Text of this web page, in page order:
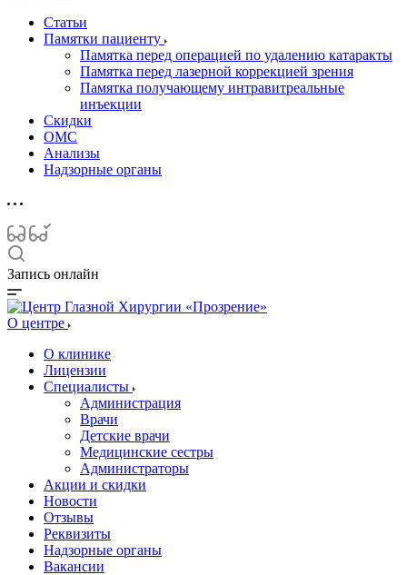
Статьи
Памятки пациенту
Памятка перед операцией по удалению катаракты
Памятка перед лазерной коррекцией зрения
Памятка получающему интравитреальные
инъекции
Скидки
ОМС
Анализы
Надзорные органы
Запись онлайн
О центре
О клинике
Лицензии
Специалисты
Администрация
Врачи
Детские врачи
Медицинские сестры
Администраторы
Акции и скидки
Новости
Отзывы
Реквизиты
Надзорные органы
Вакансии